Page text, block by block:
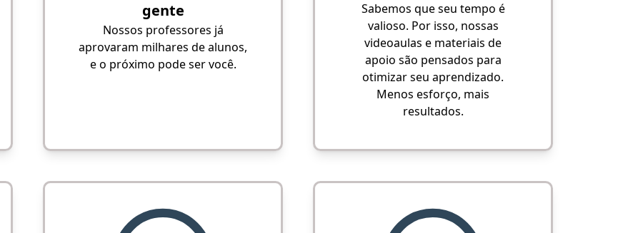
gente
Nossos professores já
aprovaram milhares de alunos,
e o próximo pode ser você.
Sabemos que seu tempo é
valioso. Por isso, nossas
videoaulas e materiais de
apoio são pensados para
otimizar seu aprendizado.
Menos esforço, mais
resultados.